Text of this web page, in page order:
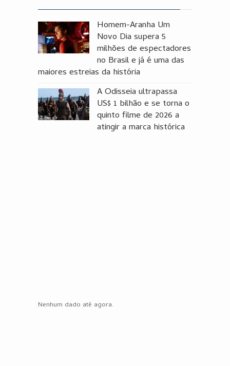
Homem-Aranha Um
Novo Dia supera 5
milhões de espectadores
no Brasil e já é uma das
maiores estreias da história
A Odisseia ultrapassa
US$ 1 bilhão e se torna o
quinto filme de 2026 a
atingir a marca histórica
Nenhum dado até agora.